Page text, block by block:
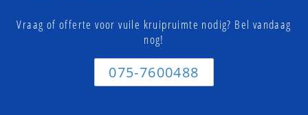
Vraag of offerte voor vuile kruipruimte nodig? Bel vandaag
nog!
075-7600488